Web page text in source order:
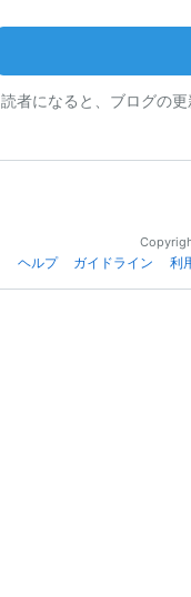
読者になると、ブログの
ヘルプ
ガイドライン 利